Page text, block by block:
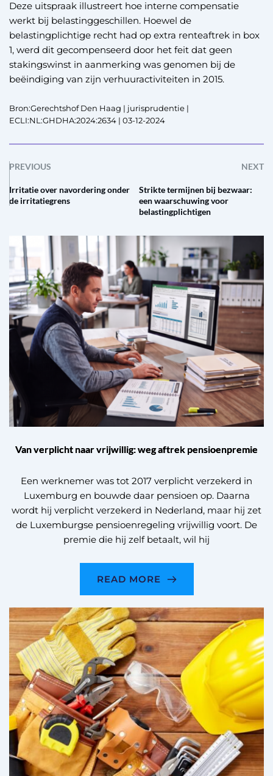
Deze uitspraak illustreert hoe interne compensatie
werkt bij belastinggeschillen. Hoewel de
belastingplichtige recht had op extra renteaftrek in box
1, werd dit gecompenseerd door het feit dat geen
stakingswinst in aanmerking was genomen bij de
beëindiging van zijn verhuuractiviteiten in 2015.
Bron:Gerechtshof Den Haag | jurisprudentie |
ECLI:NL:GHDHA:2024:2634 | 03-12-2024
PREVIOUS NEXT
Irritatie over navordering onder
de irritatiegrens
Strikte termijnen bij bezwaar:
een waarschuwing voor
belastingplichtigen
Van verplicht naar vrijwillig: weg aftrek pensioenpremie
Een werknemer was tot 2017 verplicht verzekerd in
Luxemburg en bouwde daar pensioen op. Daarna
wordt hij verplicht verzekerd in Nederland, maar hij zet
de Luxemburgse pensioenregeling vrijwillig voort. De
premie die hij zelf betaalt, wil hij
READ MORE